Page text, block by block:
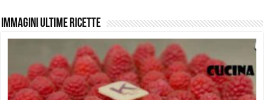
Immagini ultime ricette